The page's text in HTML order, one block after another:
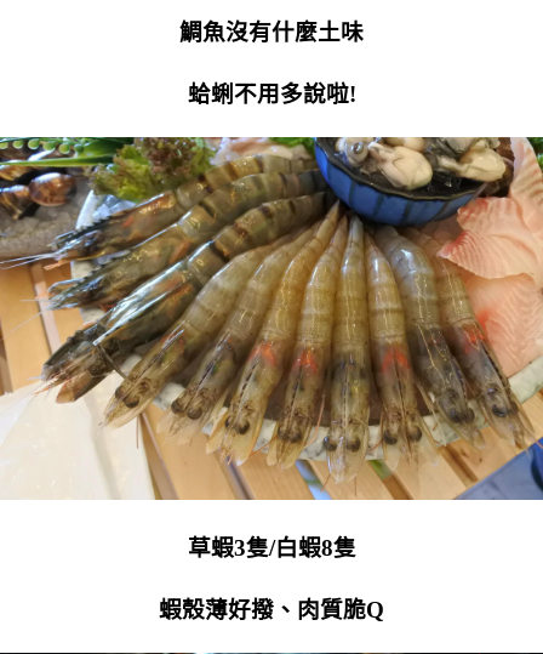
鯛魚沒有什麼土味
蛤蜊不用多說啦!
草蝦3隻/白蝦8隻
蝦殼薄好撥、肉質脆Q